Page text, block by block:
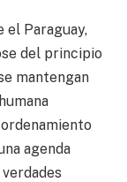
el Paraguay,
del principio
mantengan
agenda